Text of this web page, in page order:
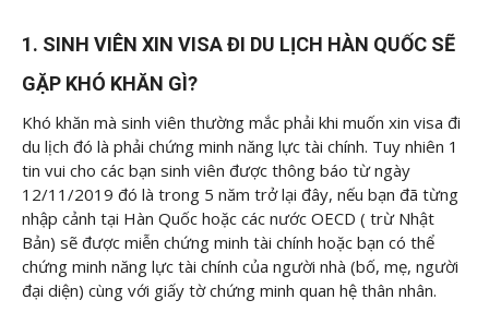
1. SINH VIÊN XIN VISA ĐI DU LỊCH HÀN QUỐC SẼ
GẶP KHÓ KHĂN GÌ?
Khó khăn mà sinh viên thường mắc phải khi muốn xin visa đi
du lịch đó là phải chứng minh năng lực tài chính. Tuy nhiên 1
tin vui cho các bạn sinh viên được thông báo từ ngày
12/11/2019 đó là trong 5 năm trở lại đây, nếu bạn đã từng
nhập cảnh tại Hàn Quốc hoặc các nước OECD ( trừ Nhật
Bản) sẽ được miễn chứng minh tài chính hoặc bạn có thể
chứng minh năng lực tài chính của người nhà (bố, mẹ, người
đại diện) cùng với giấy tờ chứng minh quan hệ thân nhân.